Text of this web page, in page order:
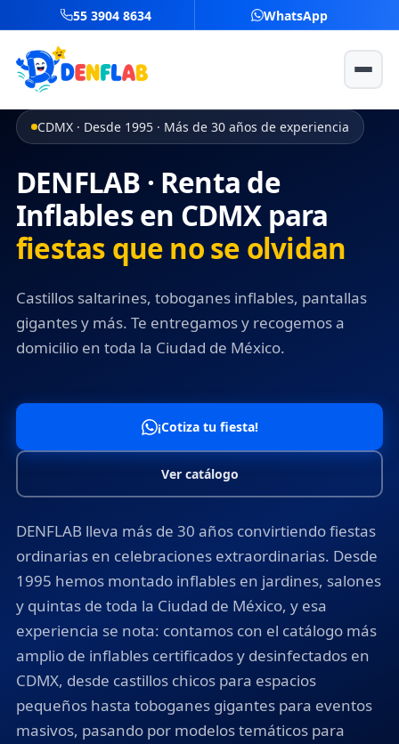
55 3904 8634 WhatsApp
Inflables
Inflables Chicos
Inflables Medianos
Inflables Grandes
Inflables para Niñas
Inflables para Niños
VER TODOS LOS SERVICIOS →
Pantalla Inflable
Decoración para Fiestas
Pintacaritas
Paquetes
Galería
Blog
Contacto
CDMX · Desde 1995 · Más de 30 años de experiencia
DENFLAB · Renta de
Inflables en CDMX para
fiestas que no se olvidan
Castillos saltarines, toboganes inflables, pantallas
gigantes y más. Te entregamos y recogemos a
domicilio en toda la Ciudad de México.
¡Cotiza tu fiesta!
Ver catálogo
DENFLAB lleva más de 30 años convirtiendo fiestas
ordinarias en celebraciones extraordinarias. Desde
1995 hemos montado inflables en jardines, salones
y quintas de toda la Ciudad de México, y esa
experiencia se nota: contamos con el catálogo más
amplio de inflables certificados y desinfectados en
CDMX, desde castillos chicos para espacios
pequeños hasta toboganes gigantes para eventos
masivos, pasando por modelos temáticos para